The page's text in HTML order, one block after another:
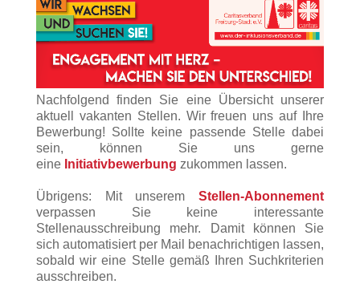
Nachfolgend finden Sie eine Übersicht unserer
aktuell vakanten Stellen. Wir freuen uns auf Ihre
Bewerbung! Sollte keine passende Stelle dabei
sein, können Sie uns gerne
eine Initiativbewerbung zukommen lassen.
Übrigens: Mit unserem Stellen-Abonnement
verpassen Sie keine interessante
Stellenausschreibung mehr. Damit können Sie
sich automatisiert per Mail benachrichtigen lassen,
sobald wir eine Stelle gemäß Ihren Suchkriterien
ausschreiben.